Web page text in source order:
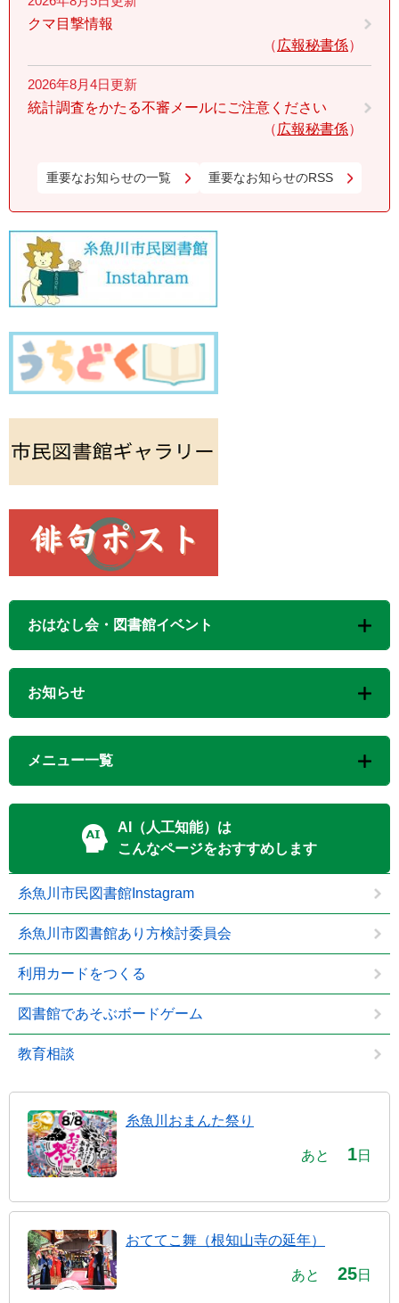
クマ目撃情報
広報秘書係
2026年8月4日更新
統計調査をかたる不審メールにご注意ください
広報秘書係
重要なお知らせの一覧 重要なお知らせのRSS
おはなし会・図書館イベント
お知らせ
メニュー一覧
AI（人工知能）は
こんなページをおすすめします
糸魚川市民図書館Instagram
糸魚川市図書館あり方検討委員会
利用カードをつくる
図書館であそぶボードゲーム
教育相談
糸魚川おまんた祭り
あと 1日
おててこ舞（根知山寺の延年）
あと 25日